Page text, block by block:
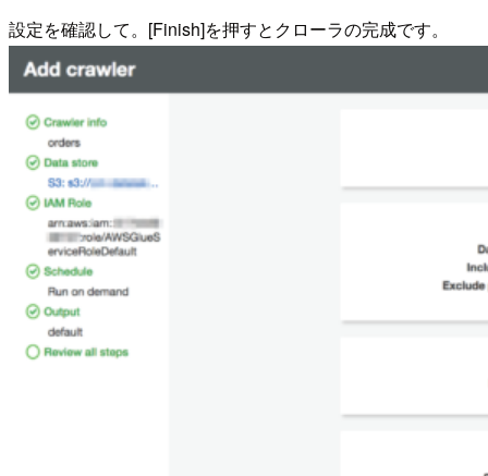
設定を確認して。[Finish]を押すとクローラの完成です。